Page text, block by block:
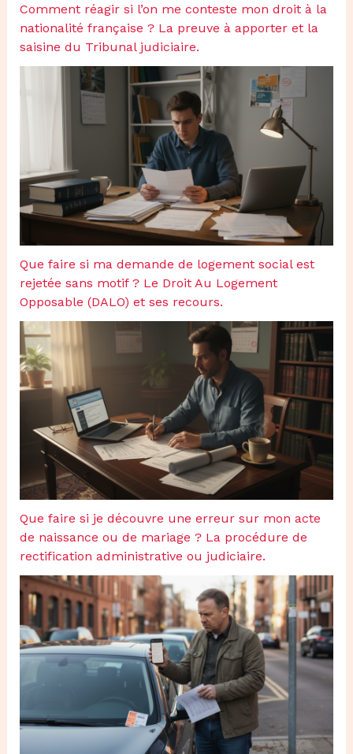
Comment réagir si l’on me conteste mon droit à la
nationalité française ? La preuve à apporter et la
saisine du Tribunal judiciaire.
Que faire si ma demande de logement social est
rejetée sans motif ? Le Droit Au Logement
Opposable (DALO) et ses recours.
Que faire si je découvre une erreur sur mon acte
de naissance ou de mariage ? La procédure de
rectification administrative ou judiciaire.